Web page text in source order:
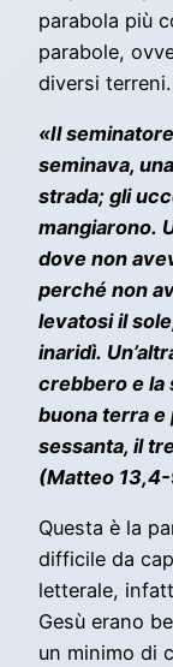
parabola più
parabole,
diversi terreni.
«Il
seminava,
strada; gli
mangiarono.
dove non
perché non
levatosi il
inaridì.
crebbero e la
buona terra
sessanta, il
(Matteo
Questa è la
difficile da
letterale,
Gesù erano
un minimo di